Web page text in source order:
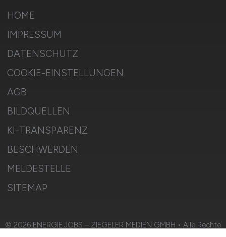
HOME
IMPRESSUM
DATENSCHUTZ
COOKIE-EINSTELLUNGEN
AGB
BILDQUELLEN
KI-TRANSPARENZ
BESCHWERDEN
MELDESTELLE
SITEMAP
© 2026 ENERGIE.JOBS – ZIEGELER MEDIEN GMBH • Alle Rechte